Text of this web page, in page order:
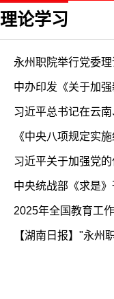
理论学习
永州职院举行党委
中办印发《关于加
习近平总书记在云
《中央八项规定实
习近平关于加强党
中央统战部《求是
2025年全国教育工
【湖南日报】"永州